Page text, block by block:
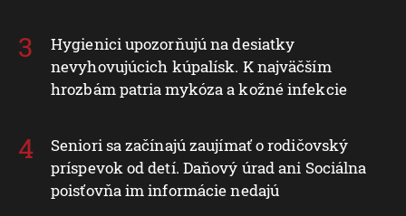
Hygienici upozorňujú na desiatky
nevyhovujúcich kúpalísk. K najväčším
hrozbám patria mykóza a kožné infekcie
Seniori sa začínajú zaujímať o rodičovský
príspevok od detí. Daňový úrad ani Sociálna
poisťovňa im informácie nedajú